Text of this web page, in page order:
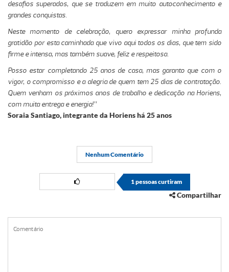
desafios superados, que se traduzem em muito autoconhecimento e
grandes conquistas.
Neste momento de celebração, quero expressar minha profunda
gratidão por esta caminhada que vivo aqui todos os dias, que tem sido
firme e intensa, mas também suave, feliz e respeitosa.
Posso estar completando 25 anos de casa, mas garanto que com o
vigor, o compromisso e a alegria de quem tem 25 dias de contratação.
Quem venham os próximos anos de trabalho e dedicação na Horiens,
com muita entrega e energia!”
Soraia Santiago, integrante da Horiens há 25 anos
Nenhum Comentário
1pessoas curtiram
Compartilhar